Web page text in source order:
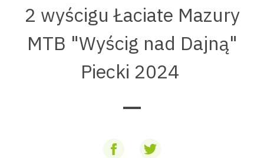
2 wyścigu Łaciate Mazury
MTB "Wyścig nad Dajną"
Piecki 2024